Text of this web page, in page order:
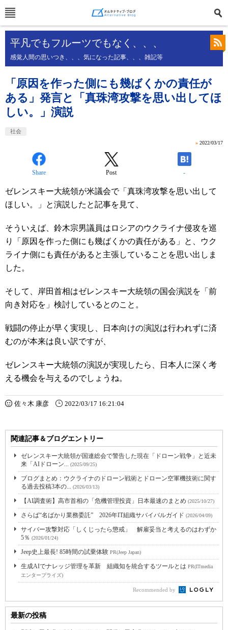
平凡でもフルーツでもなく、、、
感覚人間の思いつき、、、気になった記事、、、雑記等
「原因を作った側にも幾ばくかの責任が
ある」発言と「真珠湾攻撃を思い出してほ
しい。」演説
社会
» 2022/03/17
Share Post -
ゼレンスキー大統領が米議会で「真珠湾攻撃を思い出して
ほしい。」と演説したと記事を見て、
そういえば、鈴木宗男議員はロシアのウクライナ侵攻を巡
り「原因を作った側にも幾ばくかの責任がある」と、ウク
ライナ側にも責任があると主張していることを思い出しま
した。
そして、岸田首相はゼレンスキー大統領の国会演説を「前
向き対応を」検討しているとのこと。
戦闘の停止が早く実現し、日本向けの演説は行われずに済
むのが本来は良い訳ですが、
ゼレンスキー大統領の演説が実現したら、日本人に深く考
える機会を与えるのでしょうね。
佐々木 康彦 2022/03/17 16:21:04
関連記事＆ブログエントリー
ゼレンスキー大統領が国連総会で警告した現在「ドローン戦争」と近未
来「AIドローン... (2025/09/25)
ブログまとめ：ウクライナのドローン戦術とドローン空軍機技術に関す
る過去投稿3本の... (2026/03/13)
【AI調査術】高市首相の「危機管理投資」日本最速のまとめ (2025/10/27)
さらば“名ばかり業務委託” 2026年IT組織サバイバルガイド (2026/04/09)
サイバー攻撃対応「しくじったら懲戒」 解雇妥当と考えるのはわずか
5％ (2026/01/24)
Jeep史上最長! 85時間の試乗体験 PR(Jeep Japan)
生成AIでナレッジ管理を革新 組織知を統合するツールとは PR(ITmedia
エンタープライズ)
Recommended by
最新の投稿